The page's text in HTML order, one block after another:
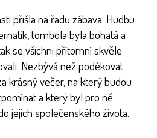
přišla na řadu zábava. Hudbu
tombola byla bohatá a
se všichni přítomní skvěle
Nezbývá než poděkovat
krásný večer, na který budou
a který byl pro ně
jejich společenského života.